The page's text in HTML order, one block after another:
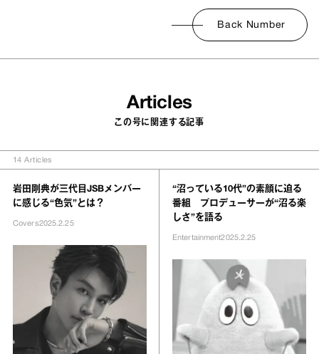
Back Number
Articles
この号に関連する記事
14 Articles
岩田剛典が三代目JSBメンバー
に感じる“色気”とは？
Covers2025.2.25
“沼っている10代”の素顔に迫る
番組 プロデューサーが“沼る楽
しさ”を語る
Entertainment2025.2.25